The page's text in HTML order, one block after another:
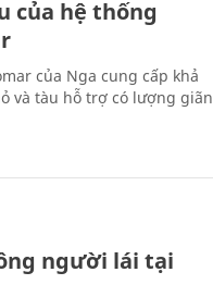
của hệ thống
của Nga cung cấp khả
và tàu hỗ trợ có lượng giãn
người lái tại